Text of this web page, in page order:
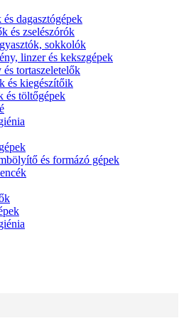
dagasztógépek
és zselészórók
sokkolók
linzer és kekszgépek
és tortaszeletelők
és kiegészítőik
és töltőgépek
és formázó gépek